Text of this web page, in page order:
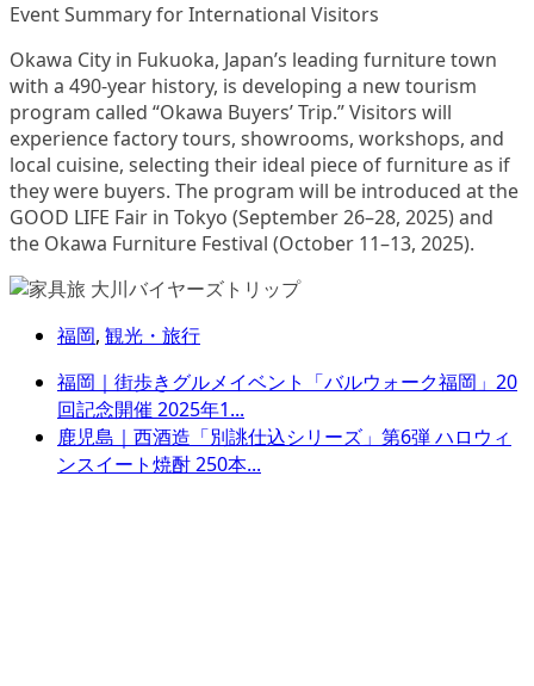
Event Summary for International Visitors
Okawa City in Fukuoka, Japan’s leading furniture town
with a 490-year history, is developing a new tourism
program called “Okawa Buyers’ Trip.” Visitors will
experience factory tours, showrooms, workshops, and
local cuisine, selecting their ideal piece of furniture as if
they were buyers. The program will be introduced at the
GOOD LIFE Fair in Tokyo (September 26–28, 2025) and
the Okawa Furniture Festival (October 11–13, 2025).
福岡, 観光・旅行
福岡｜街歩きグルメイベント「バルウォーク福岡」20
回記念開催 2025年1...
鹿児島｜西酒造「別誂仕込シリーズ」第6弾 ハロウィ
ンスイート焼酎 250本...